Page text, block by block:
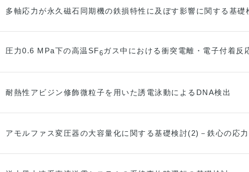
多軸応力が永久磁石同期機の鉄損特性に及ぼす影響に関する基礎
圧力0.6 MPa下の高温SF6 ガス中における衝突電離・電子付着反
耐熱性アビジン修飾微粒子を用いた誘電泳動によるDNA検出
アモルファス変圧器の大容量化に関する基礎検討(2)－鉄心の応